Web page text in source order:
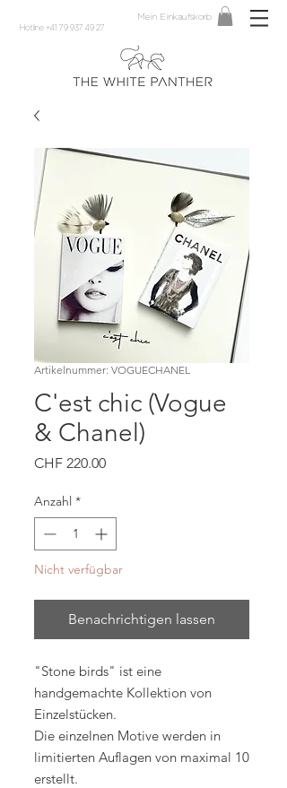
Hotline +41 79 937 49 27
Mein Einkaufskorb
Artikelnummer: VOGUECHANEL
C'est chic (Vogue
& Chanel)
CHF 220.00Preis
Anzahl *
Nicht verfügbar
Benachrichtigen lassen
"Stone birds" ist eine
handgemachte Kollektion von
Einzelstücken.
Die einzelnen Motive werden in
limitierten Auflagen von maximal 10
erstellt.